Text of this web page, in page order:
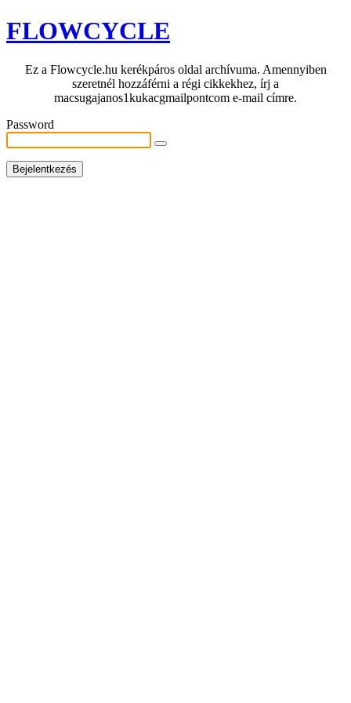
FLOWCYCLE
Ez a Flowcycle.hu kerékpáros oldal archívuma. Amennyiben
szeretnél hozzáférni a régi cikkekhez, írj a
macsugajanos1kukacgmailpontcom e-mail címre.
Password